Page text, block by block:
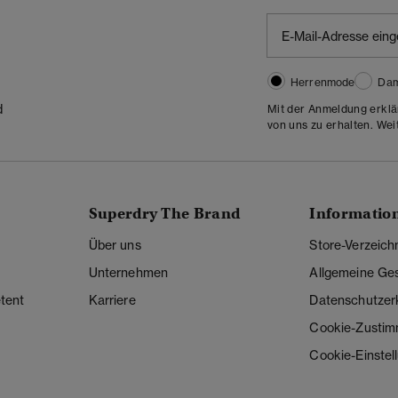
Herrenmode
Mit der Anmeldung
von uns zu erhalten.
Superdry The Brand
Über uns
Unternehmen
Karriere
Store-
Allgemeine
Cookie-
Cookie-